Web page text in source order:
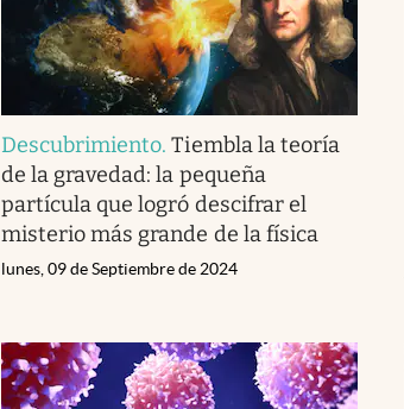
Descubrimiento.Tiembla la teoría
de la gravedad: la pequeña
partícula que logró descifrar el
misterio más grande de la física
lunes, 09 de Septiembre de 2024